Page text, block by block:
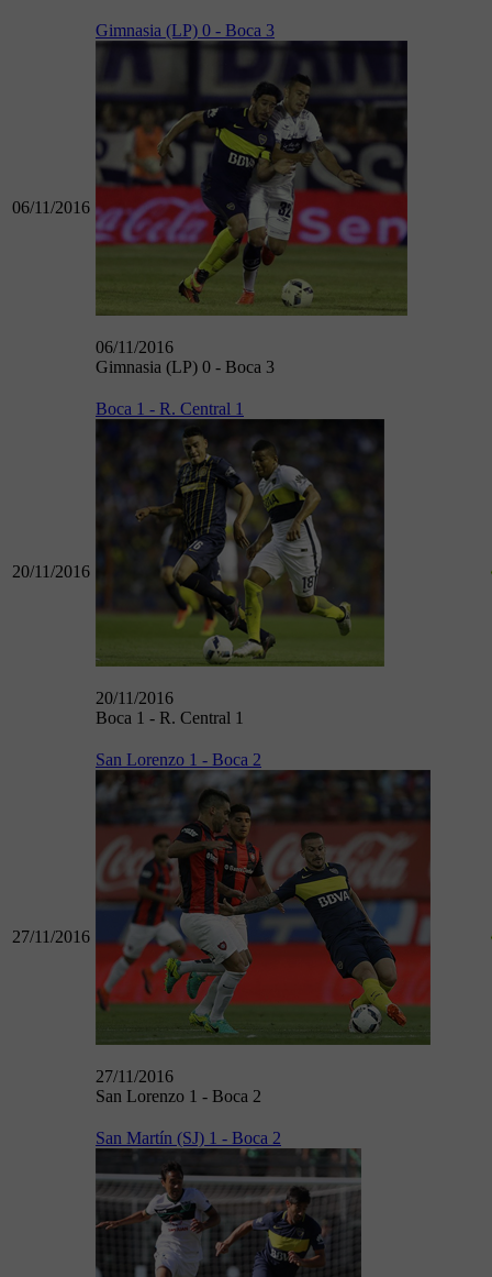
06/11/2016
Gimnasia (LP) 0 - Boca 3
06/11/2016
Gimnasia (LP) 0 - Boca 3
20/11/2016
Boca 1 - R. Central 1
20/11/2016
Boca 1 - R. Central 1
27/11/2016
San Lorenzo 1 - Boca 2
27/11/2016
San Lorenzo 1 - Boca 2
San Martín (SJ) 1 - Boca 2